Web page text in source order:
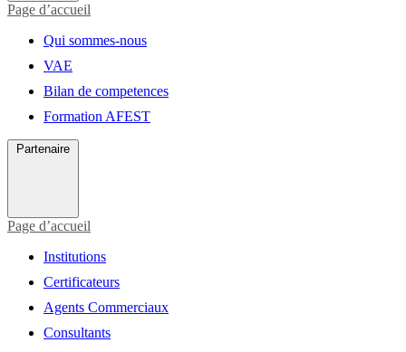
Page d’accueil
Qui sommes-nous
VAE
Bilan de competences
Formation AFEST
Partenaire
Page d’accueil
Institutions
Certificateurs
Agents Commerciaux
Consultants